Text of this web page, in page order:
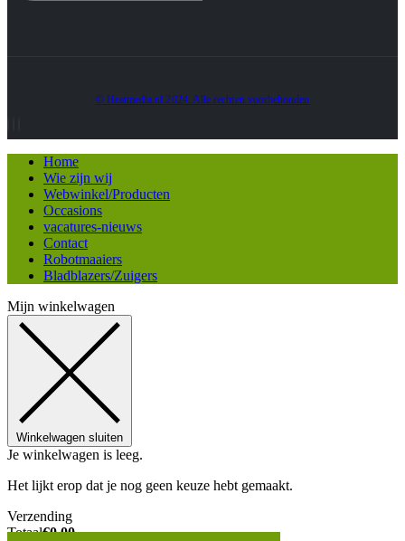
© Heatmedia.nl 2024. Alle rechten voorbehouden
Home
Wie zijn wij
Webwinkel/Producten
Occasions
vacatures-nieuws
Contact
Robotmaaiers
Bladblazers/Zuigers
Mijn winkelwagen
Winkelwagen sluiten
Je winkelwagen is leeg.
Het lijkt erop dat je nog geen keuze hebt gemaakt.
Verzending
Totaal€0,00